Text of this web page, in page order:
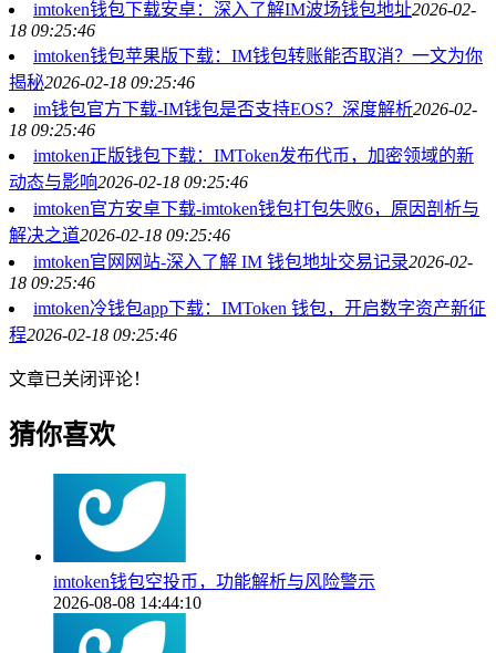
imtoken钱包下载安卓：深入了解IM波场钱包地址2026-02-
18 09:25:46
imtoken钱包苹果版下载：IM钱包转账能否取消？一文为你
揭秘2026-02-18 09:25:46
im钱包官方下载-IM钱包是否支持EOS？深度解析2026-02-
18 09:25:46
imtoken正版钱包下载：IMToken发布代币，加密领域的新
动态与影响2026-02-18 09:25:46
imtoken官方安卓下载-imtoken钱包打包失败6，原因剖析与
解决之道2026-02-18 09:25:46
imtoken官网网站-深入了解 IM 钱包地址交易记录2026-02-
18 09:25:46
imtoken冷钱包app下载：IMToken 钱包，开启数字资产新征
程2026-02-18 09:25:46
文章已关闭评论！
猜你喜欢
imtoken钱包空投币，功能解析与风险警示
2026-08-08 14:44:10